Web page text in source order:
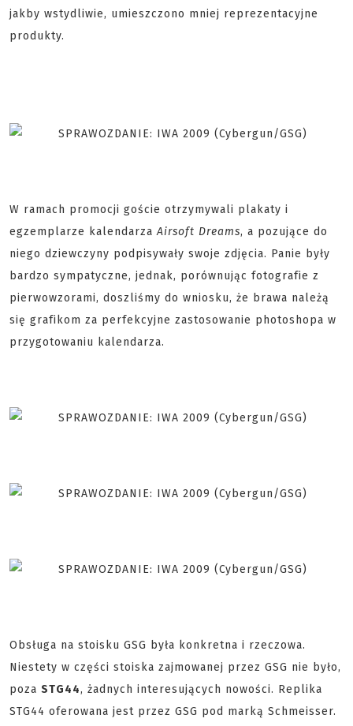
jakby wstydliwie, umieszczono mniej reprezentacyjne
produkty.
W ramach promocji goście otrzymywali plakaty i
egzemplarze kalendarzaAirsoft Dreams, a pozujące do
niego dziewczyny podpisywały swoje zdjęcia. Panie były
bardzo sympatyczne, jednak, porównując fotografie z
pierwowzorami, doszliśmy do wniosku, że brawa należą
się grafikom za perfekcyjne zastosowanie photoshopa w
przygotowaniu kalendarza.
Obsługa na stoisku GSG była konkretna i rzeczowa.
Niestety w części stoiska zajmowanej przez GSG nie było,
poza STG44, żadnych interesujących nowości. Replika
STG44 oferowana jest przez GSG pod marką Schmeisser.